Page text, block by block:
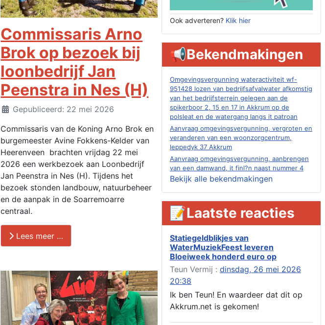
Commissaris Arno
Brok op bezoek bij
loonbedrijf Jan
Peenstra in Nes (H)
Details
Gepubliceerd: 22 mei 2026
Commissaris van de Koning Arno Brok en
burgemeester Avine Fokkens-Kelder van
Heerenveen brachten vrijdag 22 mei
2026 een werkbezoek aan Loonbedrijf
Jan Peenstra in Nes (H). Tijdens het
bezoek stonden landbouw, natuurbeheer
en de aanpak in de Soarremoarre
centraal.
Lees meer …
Ook adverteren? Klik hier
📢Bekendmakingen
Omgevingsvergunning wateractiviteit wf-
951428 lozen van bedrijfsafvalwater afkomstig
van het bedrijfsterrein gelegen aan de
spikerboor 2, 15 en 17 in Akkrum op de
polsleat en de watergang langs it patroan
Aanvraag omgevingsvergunning, vergroten en
veranderen van een woonzorgcentrum,
leppedyk 37 Akkrum
Aanvraag omgevingsvergunning, aanbrengen
van een damwand, it finl?n naast nummer 4
Akkrum
Verlening omgevingsvergunning, tijdelijk
gebruik openbare ruimte 02-10 t/m 02-11-
Aanvraag omgevingsvergunning, tijdelijk
gebruik openbare ruimte 02-10 t/m 02-11-
2026, sitadel voor nr 6 te Akkrum
Verlenging beslistermijn aanvraag
omgevingsvergunning, heechein 28, 8491 em
Aanvraag omgevingsvergunning, veranderen
van een woning (voordeur en dakkapel),
Bekijk alle bekendmakingen
📝Laatste reacties
Statiegeldblikjes van
WaterMuziekFeest leveren
Bloeiweek honderd euro op
Teun Vermij : dinsdag, 26 mei 2026
20:38
Ik ben Teun! En waardeer dat dit op
Akkrum.net is gekomen!